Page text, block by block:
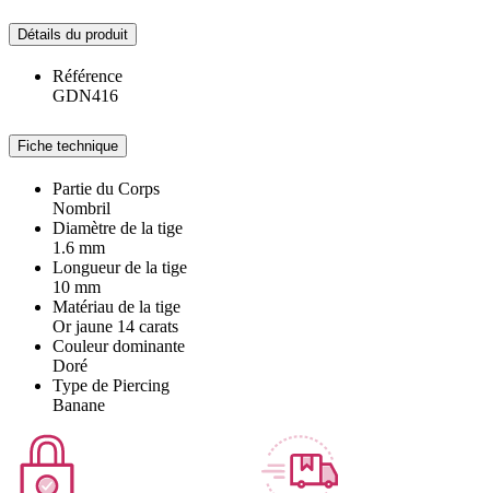
Détails du produit
Référence
GDN416
Fiche technique
Partie du Corps
Nombril
Diamètre de la tige
1.6 mm
Longueur de la tige
10 mm
Matériau de la tige
Or jaune 14 carats
Couleur dominante
Doré
Type de Piercing
Banane